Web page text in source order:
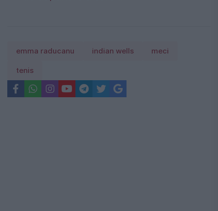
emma raducanu indian wells meci
tenis